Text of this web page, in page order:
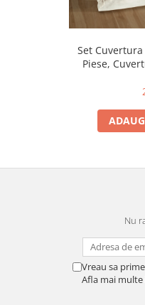
Set Cuvertura
Piese,
Nu
Vreau sa
Afla mai multe